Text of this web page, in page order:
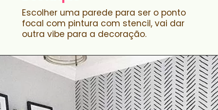
Escolher uma parede para ser o ponto
focal com pintura com stencil, vai dar
outra vibe para a decoração.